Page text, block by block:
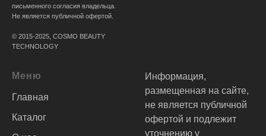
письменного согласия владельца.
Не является публичной офертой.
© 2015-2025, COSMO BEAUTY
TECHNOLOGY
Меню
Главная
Каталог
Информация,
размещенная на сайте,
не является публичной
офертой и подлежит
уточнению у